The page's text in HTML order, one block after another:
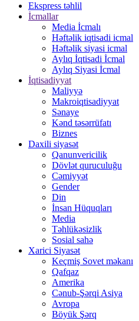
Ekspress təhlil
İcmallar
Media İcmalı
Həftəlik iqtisadi icmal
Həftəlik siyasi icmal
Aylıq İqtisadi İcmal
Aylıq Siyasi İcmal
İqtisadiyyat
Maliyyə
Makroiqtisadiyyat
Sənaye
Kənd təsərrüfatı
Biznes
Daxili siyasət
Qanunvericilik
Dövlət quruculuğu
Cəmiyyət
Gender
Din
İnsan Hüquqları
Media
Təhlükəsizlik
Sosial sahə
Xarici Siyasət
Keçmiş Sovet məkanı
Qafqaz
Amerika
Cənub-Şərqi Asiya
Avropa
Böyük Şərq